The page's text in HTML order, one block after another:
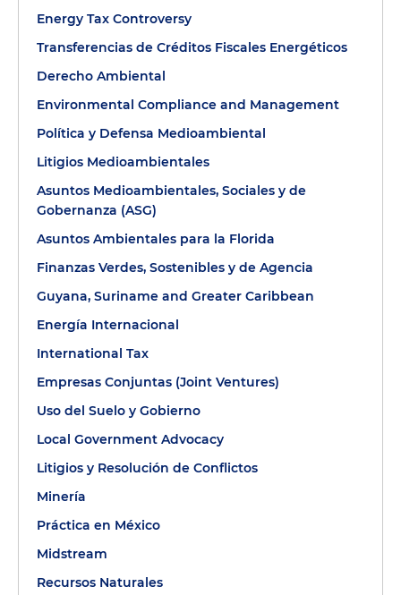
Energy Tax Controversy
Transferencias de Créditos Fiscales Energéticos
Derecho Ambiental
Environmental Compliance and Management
Política y Defensa Medioambiental
Litigios Medioambientales
Asuntos Medioambientales, Sociales y de
Gobernanza (ASG)
Asuntos Ambientales para la Florida
Finanzas Verdes, Sostenibles y de Agencia
Guyana, Suriname and Greater Caribbean
Energía Internacional
International Tax
Empresas Conjuntas (Joint Ventures)
Uso del Suelo y Gobierno
Local Government Advocacy
Litigios y Resolución de Conflictos
Minería
Práctica en México
Midstream
Recursos Naturales